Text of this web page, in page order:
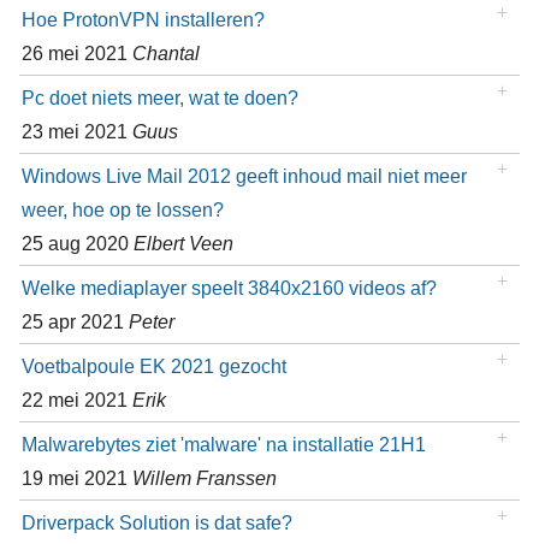
Hoe ProtonVPN installeren?
26 mei 2021 Chantal
Pc doet niets meer, wat te doen?
23 mei 2021 Guus
Windows Live Mail 2012 geeft inhoud mail niet meer
weer, hoe op te lossen?
25 aug 2020 Elbert Veen
Welke mediaplayer speelt 3840x2160 videos af?
25 apr 2021 Peter
Voetbalpoule EK 2021 gezocht
22 mei 2021 Erik
Malwarebytes ziet 'malware' na installatie 21H1
19 mei 2021 Willem Franssen
Driverpack Solution is dat safe?